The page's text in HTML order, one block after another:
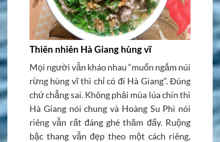
Thiên nhiên Hà Giang hùng vĩ
Mọi người vẫn kháo nhau “muốn ngắm núi
rừng hùng vĩ thì chỉ có đi Hà Giang”. Đúng
chứ chẳng sai. Không phải mùa lúa chín thì
Hà Giang nói chung và Hoàng Su Phì nói
riêng vẫn rất đáng ghé thăm đấy. Ruộng
bậc thang vẫn đẹp theo một cách riêng,